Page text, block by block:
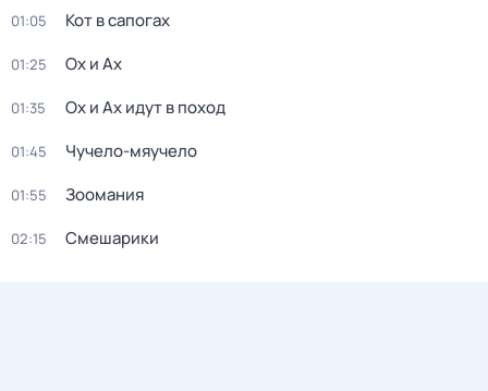
01:05 Кот в сапогах
01:25 Ох и Ах
01:35 Ох и Ах идут в поход
01:45 Чучело-мяучело
01:55 Зоомания
02:15 Смешарики